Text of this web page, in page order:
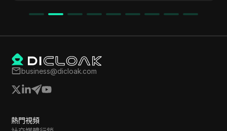
business@dicloak.com
熱門視頻